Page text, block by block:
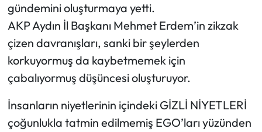
gündemini oluşturmaya yetti.
AKP Aydın İl Başkanı Mehmet Erdem’in zikzak
çizen davranışları, sanki bir şeylerden
korkuyormuş da kaybetmemek için
çabalıyormuş düşüncesi oluşturuyor.
İnsanların niyetlerinin içindeki GİZLİ NİYETLERİ
çoğunlukla tatmin edilmemiş EGO’ları yüzünden